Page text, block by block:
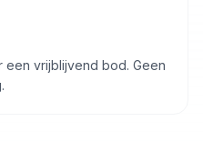
een vrijblijvend bod. Geen